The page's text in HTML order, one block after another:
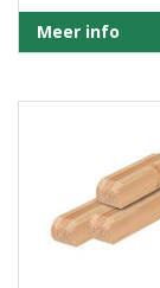
Meer info